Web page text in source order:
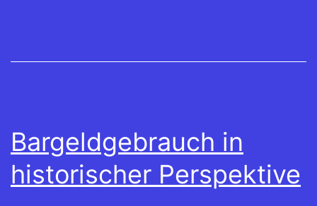
Bargeldgebrauch in
historischer Perspektive